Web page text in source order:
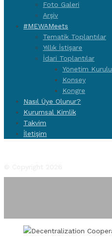
Foto Galeri
Arşiv
#MEWAMeets
Tematik Toplantılar
Yıllık İstişare
İdari Toplantılar
Yönetim Kurulu
Konsey
Kongre
Nasıl Üye Olunur?
Kurumsal Kimlik
Takvim
İletişim